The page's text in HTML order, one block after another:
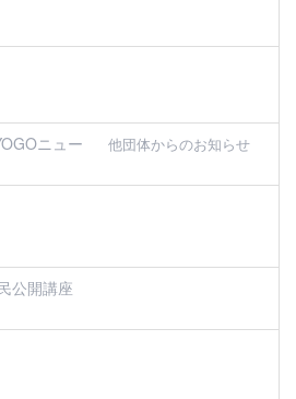
ニュー
他団体からのお知らせ
公開講座